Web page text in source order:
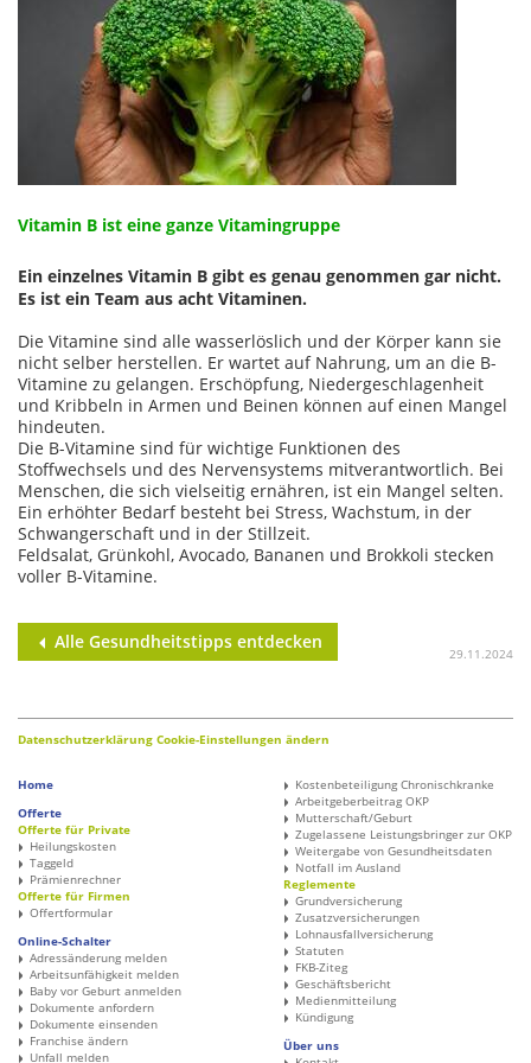
Vitamin B ist eine ganze Vitamingruppe
Ein einzelnes Vitamin B gibt es genau genommen gar nicht.
Es ist ein Team aus acht Vitaminen.
Die Vitamine sind alle wasserlöslich und der Körper kann sie
nicht selber herstellen. Er wartet auf Nahrung, um an die B-
Vitamine zu gelangen. Erschöpfung, Niedergeschlagenheit
und Kribbeln in Armen und Beinen können auf einen Mangel
hindeuten.
Die B-Vitamine sind für wichtige Funktionen des
Stoffwechsels und des Nervensystems mitverantwortlich. Bei
Menschen, die sich vielseitig ernähren, ist ein Mangel selten.
Ein erhöhter Bedarf besteht bei Stress, Wachstum, in der
Schwangerschaft und in der Stillzeit.
Feldsalat, Grünkohl, Avocado, Bananen und Brokkoli stecken
voller B-Vitamine.
Alle Gesundheitstipps entdecken
29.11.2024
Datenschutzerklärung Cookie-Einstellungen ändern
Home
Offerte
Offerte für Private
Heilungskosten
Taggeld
Prämienrechner
Offerte für Firmen
Offertformular
Online-Schalter
Adressänderung melden
Arbeitsunfähigkeit melden
Baby vor Geburt anmelden
Dokumente anfordern
Dokumente einsenden
Franchise ändern
Unfall melden
Kostenbeteiligung Chronischkranke
Arbeitgeberbeitrag OKP
Mutterschaft/Geburt
Zugelassene Leistungsbringer zur OKP
Weitergabe von Gesundheitsdaten
Notfall im Ausland
Reglemente
Grundversicherung
Zusatzversicherungen
Lohnausfallversicherung
Statuten
FKB-Ziteg
Geschäftsbericht
Medienmitteilung
Kündigung
Über uns